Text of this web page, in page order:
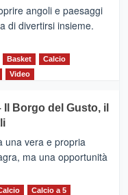
angoli e paesaggi
di divertirsi insieme.
Basket
Calcio
Video
Il Borgo del Gusto, il
una vera e propria
ma una opportunità
Calcio a 5